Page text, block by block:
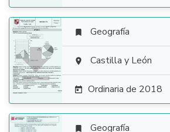

 Geografía
 Castilla y León
 Ordinaria de 2018
 Geografía